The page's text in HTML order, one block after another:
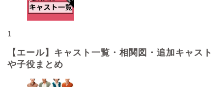
1
【エール】キャスト一覧・相関図・追加キャスト
や子役まとめ